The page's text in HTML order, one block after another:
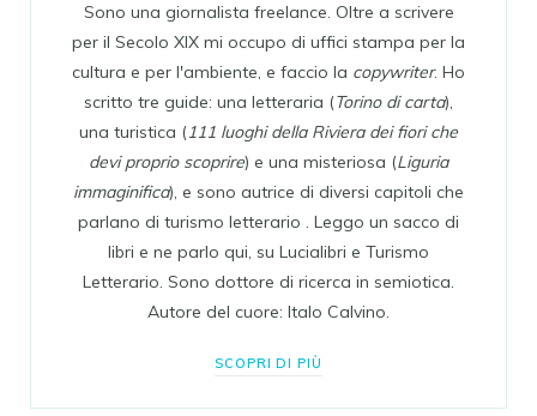
Sono una giornalista freelance. Oltre a scrivere
per il Secolo XIX mi occupo di uffici stampa per la
cultura e per l'ambiente, e faccio la copywriter. Ho
scritto tre guide: una letteraria (Torino di carta),
una turistica (111 luoghi della Riviera dei fiori che
devi proprio scoprire) e una misteriosa (Liguria
immaginifica), e sono autrice di diversi capitoli che
parlano di turismo letterario . Leggo un sacco di
libri e ne parlo qui, su Lucialibri e Turismo
Letterario. Sono dottore di ricerca in semiotica.
Autore del cuore: Italo Calvino.
SCOPRI DI PIÙ